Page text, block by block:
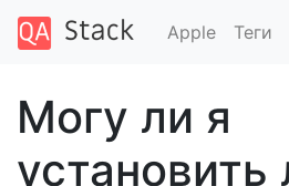
Apple Теги
Могу ли я